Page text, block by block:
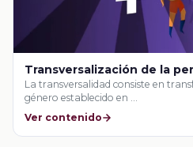
Transversalización de la
La transversalidad consiste en
género establecido en …
Ver contenido